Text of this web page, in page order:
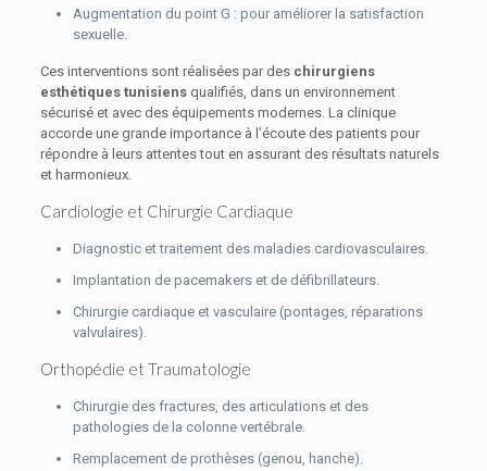
Augmentation du point G : pour améliorer la satisfaction
sexuelle.
Ces interventions sont réalisées par des chirurgiens
esthétiques tunisiensqualifiés, dans un environnement
sécurisé et avec des équipements modernes. La clinique
accorde une grande importance à l’écoute des patients pour
répondre à leurs attentes tout en assurant des résultats naturels
et harmonieux.
Cardiologie et Chirurgie Cardiaque
Diagnostic et traitement des maladies cardiovasculaires.
Implantation de pacemakers et de défibrillateurs.
Chirurgie cardiaque et vasculaire (pontages, réparations
valvulaires).
Orthopédie et Traumatologie
Chirurgie des fractures, des articulations et des
pathologies de la colonne vertébrale.
Remplacement de prothèses (genou, hanche).